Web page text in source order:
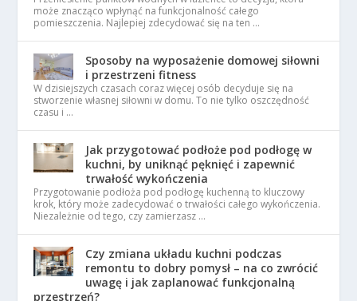
może znacząco wpłynąć na funkcjonalność całego
pomieszczenia. Najlepiej zdecydować się na ten …
Sposoby na wyposażenie domowej siłowni
i przestrzeni fitness
W dzisiejszych czasach coraz więcej osób decyduje się na
stworzenie własnej siłowni w domu. To nie tylko oszczędność
czasu i …
Jak przygotować podłoże pod podłogę w
kuchni, by uniknąć pęknięć i zapewnić
trwałość wykończenia
Przygotowanie podłoża pod podłogę kuchenną to kluczowy
krok, który może zadecydować o trwałości całego wykończenia.
Niezależnie od tego, czy zamierzasz …
Czy zmiana układu kuchni podczas
remontu to dobry pomysł – na co zwrócić
uwagę i jak zaplanować funkcjonalną
przestrzeń?